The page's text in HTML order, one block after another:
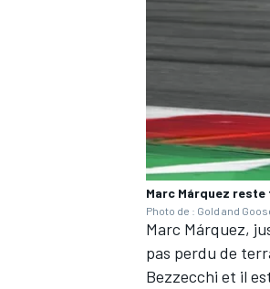
Marc Márquez
Photo de : Gold and
Marc Márquez,
pas perdu de
Bezzecchi et il